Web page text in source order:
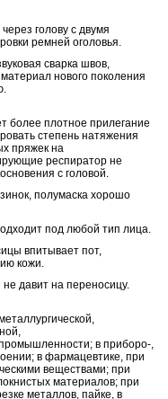
голову с двумя
ремней оголовья.
сварка швов,
нового поколения
более плотное прилегание
степень натяжения
пряжек на
респиратор не
с головой.
полумаска хорошо
под любой тип лица.
впитывает пот,
кожи.
давит на переносицу.
в приборо-,
в фармацевтике, при
веществами; при
материалов; при
металлов, пайке, в